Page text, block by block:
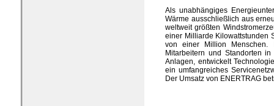
Als unabhängiges
Wärme ausschließlich aus
weltweit größten
einer Milliarde Kilowattstunden
von einer Million Menschen.
Mitarbeitern und Standorten
Anlagen, entwickelt
ein umfangreiches
Der Umsatz von ENERTRAG